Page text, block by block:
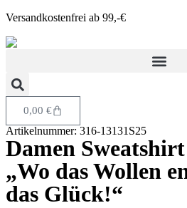
Versandkostenfrei ab 99,-€
0,00 €
Artikelnummer: 316-13131S25
Damen
„Wo das Wollen
das Glück!“